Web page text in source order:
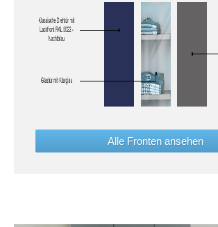
Alle Fronten ansehen